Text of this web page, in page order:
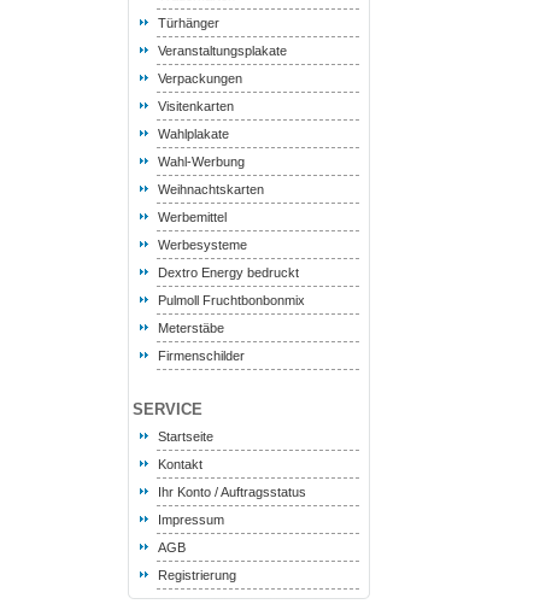
Türhänger
Veranstaltungsplakate
Verpackungen
Visitenkarten
Wahlplakate
Wahl-Werbung
Weihnachtskarten
Werbemittel
Werbesysteme
Dextro Energy bedruckt
Pulmoll Fruchtbonbonmix
Meterstäbe
Firmenschilder
SERVICE
Startseite
Kontakt
Ihr Konto / Auftragsstatus
Impressum
AGB
Registrierung